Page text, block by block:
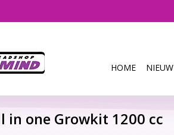
HOME NIEUW
in one Growkit 1200 cc